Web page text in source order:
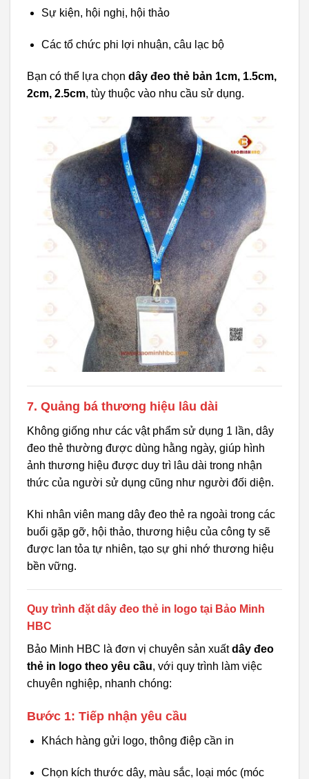
Sự kiện, hội nghị, hội thảo
Các tổ chức phi lợi nhuận, câu lạc bộ
Bạn có thể lựa chọn dây đeo thẻ bản 1cm, 1.5cm,
2cm, 2.5cm, tùy thuộc vào nhu cầu sử dụng.
7. Quảng bá thương hiệu lâu dài
Không giống như các vật phẩm sử dụng 1 lần, dây
đeo thẻ thường được dùng hằng ngày, giúp hình
ảnh thương hiệu được duy trì lâu dài trong nhận
thức của người sử dụng cũng như người đối diện.
Khi nhân viên mang dây đeo thẻ ra ngoài trong các
buổi gặp gỡ, hội thảo, thương hiệu của công ty sẽ
được lan tỏa tự nhiên, tạo sự ghi nhớ thương hiệu
bền vững.
Quy trình đặt dây đeo thẻ in logo tại Bảo Minh
HBC
Bảo Minh HBC là đơn vị chuyên sản xuấtdây đeo
thẻ in logo theo yêu cầu, với quy trình làm việc
chuyên nghiệp, nhanh chóng:
Bước 1: Tiếp nhận yêu cầu
Khách hàng gửi logo, thông điệp cần in
Chọn kích thước dây, màu sắc, loại móc (móc